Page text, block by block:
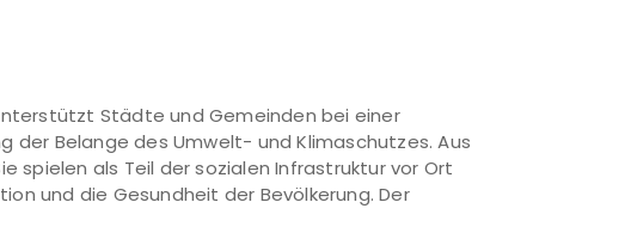
Städte und Gemeinden bei einer
der Belange des Umwelt- und Klimaschutzes. Aus
als Teil der sozialen Infrastruktur vor Ort
und die Gesundheit der Bevölkerung. Der